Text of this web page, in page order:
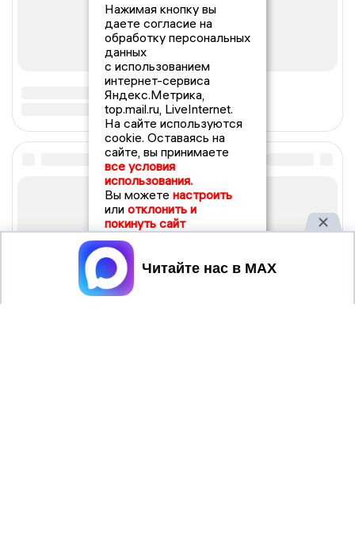
Нажимая кнопку вы
даете согласие на
обработку персональных
данных
с использованием
интернет-сервиса
Яндекс.Метрика,
top.mail.ru, LiveInternet.
На сайте используются
cookie. Оставаясь на
сайте, вы принимаете
все условия
использования.
Вы можете настроить
или отклонить и
покинуть сайт
Принять